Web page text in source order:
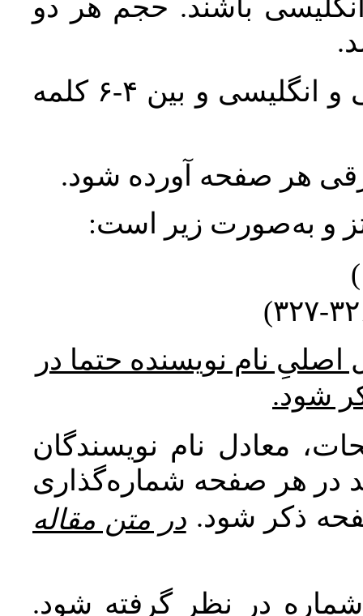
باشند. حجم هر دو
واژگان کلیدی بلافاصله پس از چکیده فارسی و انگلیسی و بین ۴-۶ کلمه
هر صفحه آورده شود.
و به‌صورت زیر است:
نام نویسنده حتما در
شود.
معادل نام نویسندگان
در هر صفحه شماره‌گذاری
ذکر شود. در متن مقاله
در نظر گرفته شود.